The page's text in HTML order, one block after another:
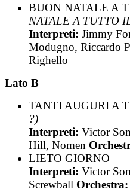
BUON NATALE A
NATALE A TUTTO
Interpreti: Jimmy
Modugno, Riccardo
Righello
Lato B
TANTI AUGURI A
?)
Interpreti: Victor
Hill, Nomen
LIETO GIORNO
Interpreti: Victor
Screwball Orchestra: